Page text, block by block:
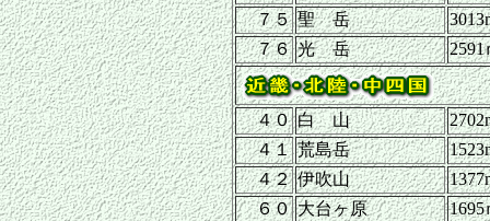
７５ 聖 岳
７６ 光 岳 2591
４０ 白 山
４１ 荒島岳
４２ 伊吹山
６０ 大台ヶ原
1695